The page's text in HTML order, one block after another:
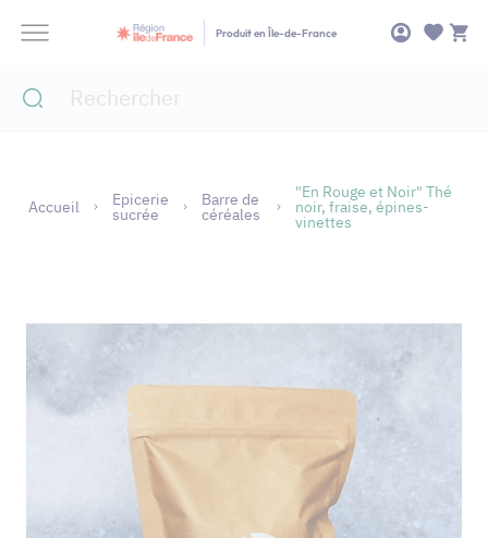
Produit en Île-de-France
Accueil Epicerie
sucrée
Barre de
céréales
"En Rouge et Noir" Thé
noir, fraise, épines-
vinettes